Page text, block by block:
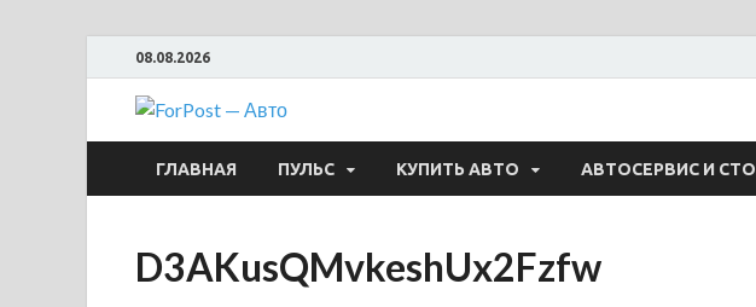
08.08.2026
ForPost — Авто
ГЛАВНАЯ ПУЛЬС КУПИТЬ АВТО АВТОСЕРВИС И СТО
D3AKusQMvkeshUx2Fzfw